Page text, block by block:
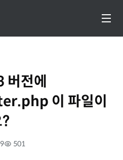
전에
이 파일이
501